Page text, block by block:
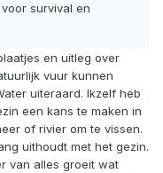
survival en
en uitleg over
vuur kunnen
uiteraard. Ikzelf heb
een kans te maken in
of rivier om te vissen.
uithoudt met het gezin.
van alles groeit wat